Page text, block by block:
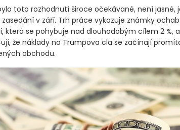
toto rozhodnutí široce očekávané, není jasné,
v září. Trh práce vykazuje známky
která se pohybuje nad dlouhodobým cílem 2 %,
že náklady na Trumpova cla se začínají
obchodu.